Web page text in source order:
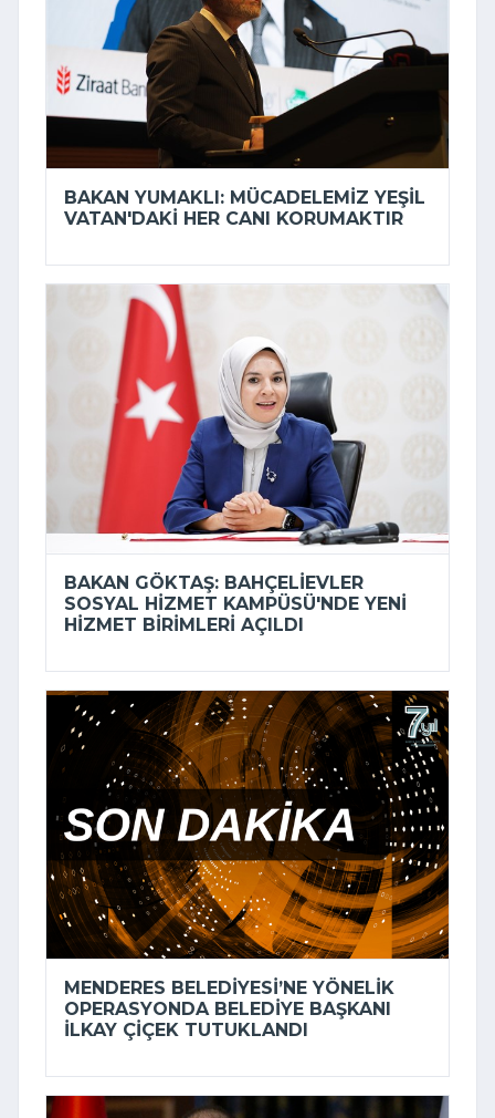
BAKAN YUMAKLI: MÜCADELEMIZ YEŞIL
VATAN'DAKI HER CANI KORUMAKTIR
BAKAN GÖKTAŞ: BAHÇELIEVLER
SOSYAL HIZMET KAMPÜSÜ'NDE YENI
HIZMET BIRIMLERI AÇILDI
MENDERES BELEDIYESI’NE YÖNELIK
OPERASYONDA BELEDIYE BAŞKANI
İLKAY ÇIÇEK TUTUKLANDI